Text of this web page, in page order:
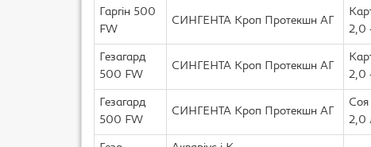
Гаргін 500
FW
СИНГЕНТА Кроп Протекшн АГ
2,0
Гезагард
500 FW
СИНГЕНТА Кроп Протекшн АГ
2,0
Гезагард
500 FW
СИНГЕНТА Кроп Протекшн АГ
2,0